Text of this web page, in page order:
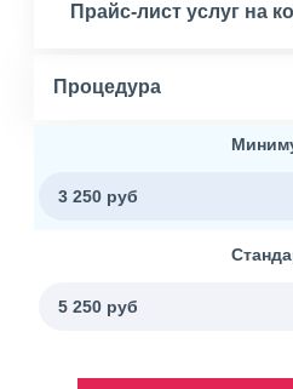
Прайс-лист услуг на
Процедура
3 250 руб
5 250 руб